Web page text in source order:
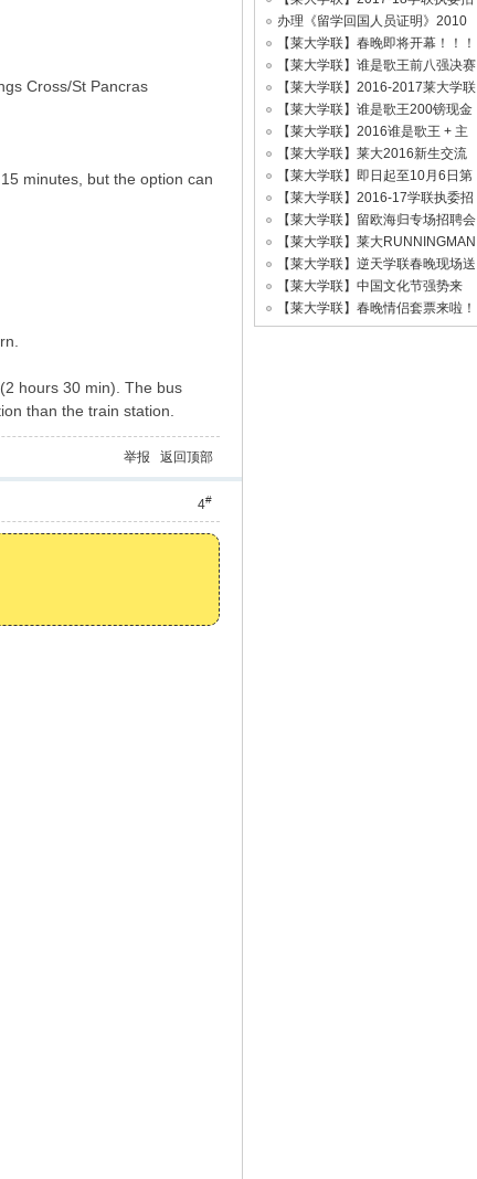
Cross/St Pancras
minutes, but the option can
hours 30 min). The bus
than the train station.
举报 返回顶部
4#
新啦！
办理《留学回国人员证明》2010
【莱大学联】春晚即将开幕！！！
【莱大学联】谁是歌王前八强决赛
投票！
【莱大学联】2016-2017莱大学联
委员会名单
【莱大学联】谁是歌王200镑现金
奖品等你来
【莱大学联】2016谁是歌王 + 主
持人招募
【莱大学联】莱大2016新生交流
会来啦！
【莱大学联】即日起至10月6日第
二轮招新！
【莱大学联】2016-17学联执委招
新啦！
【莱大学联】留欧海归专场招聘会
火热报名中
【莱大学联】莱大RUNNINGMAN
风暴来袭！
【莱大学联】逆天学联春晚现场送
千镑“壕”
【莱大学联】中国文化节强势来
袭！春节预热
【莱大学联】春晚情侣套票来啦！
一镑赢IPAD